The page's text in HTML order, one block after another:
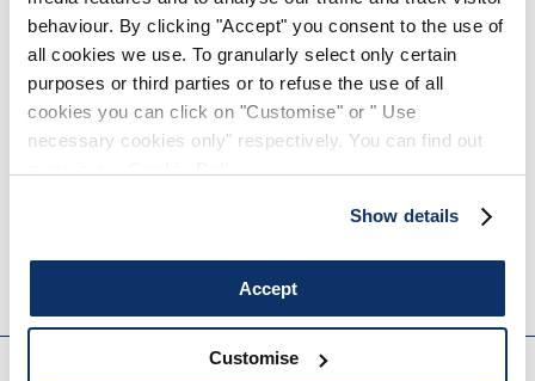
behaviour. By clicking "Accept" you consent to the use of
all cookies we use. To granularly select only certain
purposes or third parties or to refuse the use of all
cookies you can click on "Customise" or " Use
necessary cookies only" respectively. You can find out
Show details
Accept
Customise
COMPLETE THE LOOK
BRILLIANCE
EVERYDAY COUTURE